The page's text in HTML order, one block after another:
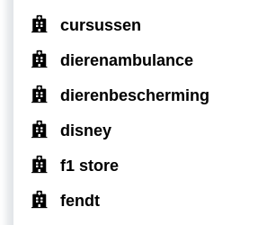
cursussen
dierenambulance
dierenbescherming
disney
f1 store
fendt